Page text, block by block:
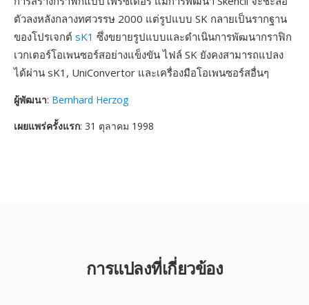
ตัวลงหลังกลางทศวรรษ 2000 แต่รูปแบบ SK กลายเป็นรากฐาน
ของโปรเจกต์ sK1 ซึ่งขยายรูปแบบและดำเนินการพัฒนากราฟิก
เวกเตอร์โอเพนซอร์สอย่างแข็งขัน ไฟล์ SK ยังคงสามารถแปลง
ได้ผ่าน sK1, UniConvertor และเครื่องมือโอเพนซอร์สอื่นๆ
ผู้พัฒนา: Bernhard Herzog
เผยแพร่ครั้งแรก: 31 ตุลาคม 1998
การแปลงที่เกี่ยวข้อง